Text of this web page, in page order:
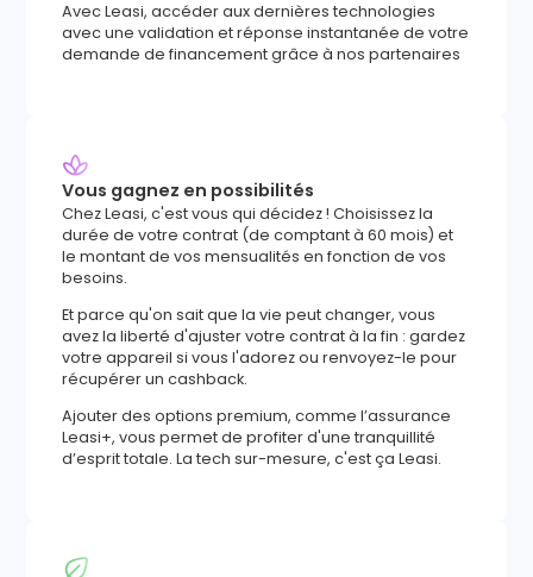
Avec Leasi, accéder aux dernières technologies
avec une validation et réponse instantanée de votre
demande de financement grâce à nos partenaires
Vous gagnez en possibilités
Chez Leasi, c'est vous qui décidez ! Choisissez la
durée de votre contrat (de comptant à 60 mois) et
le montant de vos mensualités en fonction de vos
besoins.
Et parce qu'on sait que la vie peut changer, vous
avez la liberté d'ajuster votre contrat à la fin : gardez
votre appareil si vous l'adorez ou renvoyez-le pour
récupérer un cashback.
Ajouter des options premium, comme l’assurance
Leasi+, vous permet de profiter d'une tranquillité
d’esprit totale. La tech sur-mesure, c'est ça Leasi.